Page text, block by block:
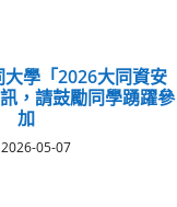
學「2026大同資安
，請鼓勵同學踴躍參
加
2026-05-07